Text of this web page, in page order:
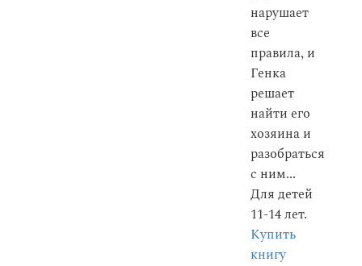
нарушает
все
правила, и
Генка
решает
найти его
хозяина и
разобраться
с ним...
Для детей
11-14 лет.
Купить
книгу